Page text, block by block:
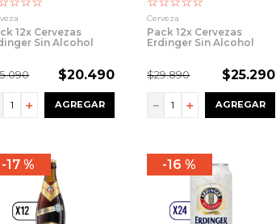
12x Cervezas
Sin Alcohol
330ml
.090 $20.490
＋ AGREGAR
Cerveza
Pack 12x Cervezas
Erdinger Sin Alcohol
Botella 500ml
$29.890 $25.290
＋
－ AGREGAR
17 % 16 %